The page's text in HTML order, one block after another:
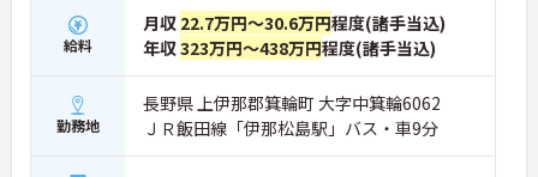
給料
月収 22.7万円～30.6万円程度(諸手当込)
年収323万円～438万円程度(諸手当込)
勤務地
長野県 上伊那郡箕輪町 大字中箕輪6062
ＪＲ飯田線「伊那松島駅」バス・車9分